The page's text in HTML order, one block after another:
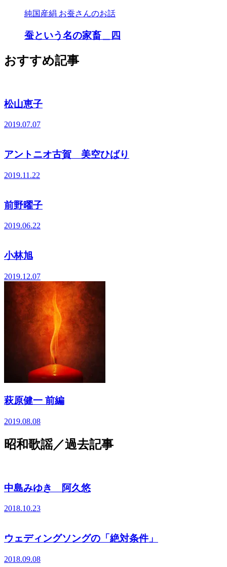
純国産絹 お蚕さんのお話
蚕という名の家畜＿四
おすすめ記事
松山恵子
2019.07.07
アントニオ古賀 美空ひばり
2019.11.22
前野曜子
2019.06.22
小林旭
2019.12.07
萩原健一 前編
2019.08.08
昭和歌謡／過去記事
中島みゆき 阿久悠
2018.10.23
ウェディングソングの「絶対条件」
2018.09.08